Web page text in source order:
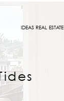
IDEAS REAL ESTATE